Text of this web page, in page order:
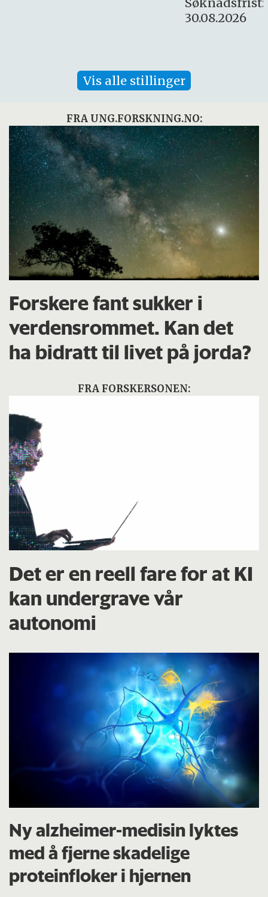
Vis alle stillinger
FRA UNG.FORSKNING.NO:
Forskere fant sukker i
verdensrommet. Kan det
ha bidratt til livet på jorda?
FRA FORSKERSONEN:
Det er en reell fare for at KI
kan undergrave vår
autonomi
Ny alzheimer-medisin lyktes
med å fjerne skadelige
proteinfloker i hjernen